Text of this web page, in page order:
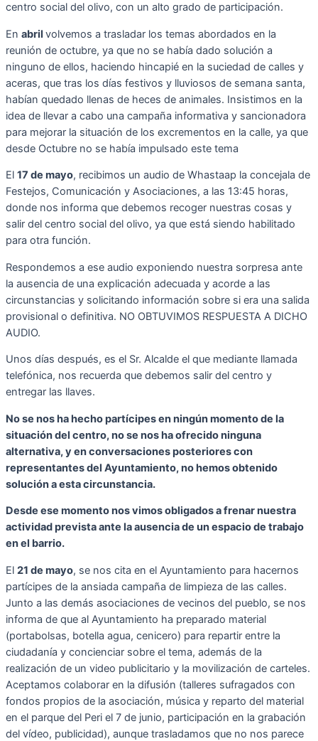
centro social del olivo, con un alto grado de participación.
En abril volvemos a trasladar los temas abordados en la
reunión de octubre, ya que no se había dado solución a
ninguno de ellos, haciendo hincapié en la suciedad de calles y
aceras, que tras los días festivos y lluviosos de semana santa,
habían quedado llenas de heces de animales. Insistimos en la
idea de llevar a cabo una campaña informativa y sancionadora
para mejorar la situación de los excrementos en la calle, ya que
desde Octubre no se había impulsado este tema
El 17 de mayo, recibimos un audio de Whastaap la concejala de
Festejos, Comunicación y Asociaciones, a las 13:45 horas,
donde nos informa que debemos recoger nuestras cosas y
salir del centro social del olivo, ya que está siendo habilitado
para otra función.
Respondemos a ese audio exponiendo nuestra sorpresa ante
la ausencia de una explicación adecuada y acorde a las
circunstancias y solicitando información sobre si era una salida
provisional o definitiva. NO OBTUVIMOS RESPUESTA A DICHO
AUDIO.
Unos días después, es el Sr. Alcalde el que mediante llamada
telefónica, nos recuerda que debemos salir del centro y
entregar las llaves.
No se nos ha hecho partícipes en ningún momento de la
situación del centro, no se nos ha ofrecido ninguna
alternativa, y en conversaciones posteriores con
representantes del Ayuntamiento, no hemos obtenido
solución a esta circunstancia.
Desde ese momento nos vimos obligados a frenar nuestra
actividad prevista ante la ausencia de un espacio de trabajo
en el barrio.
El 21 de mayo, se nos cita en el Ayuntamiento para hacernos
partícipes de la ansiada campaña de limpieza de las calles.
Junto a las demás asociaciones de vecinos del pueblo, se nos
informa de que al Ayuntamiento ha preparado material
(portabolsas, botella agua, cenicero) para repartir entre la
ciudadanía y concienciar sobre el tema, además de la
realización de un video publicitario y la movilización de carteles.
Aceptamos colaborar en la difusión (talleres sufragados con
fondos propios de la asociación, música y reparto del material
en el parque del Peri el 7 de junio, participación en la grabación
del vídeo, publicidad), aunque trasladamos que no nos parece